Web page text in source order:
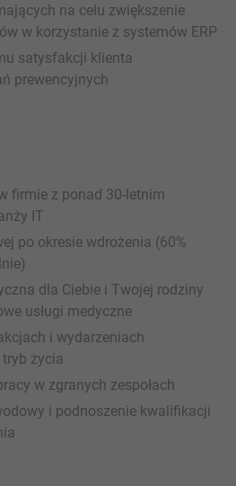
na celu zwiększenie
w korzystanie z systemów ERP
satysfakcji klienta
prewencyjnych
firmie z ponad 30-letnim
IT
po okresie wdrożenia (60%
dla Ciebie i Twojej rodziny
usługi medyczne
i wydarzeniach
życia
w zgranych zespołach
i podnoszenie kwalifikacji